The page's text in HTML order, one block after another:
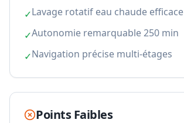
✓Lavage rotatif eau chaude efficace
✓Autonomie remarquable 250 min
✓Navigation précise multi-étages
Points Faibles